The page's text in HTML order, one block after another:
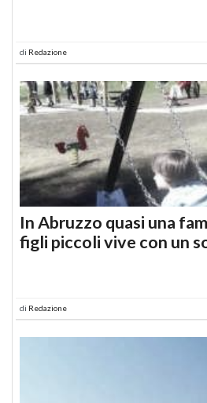
di Redazione
In Abruzzo quasi una
figli piccoli vive con un
di Redazione